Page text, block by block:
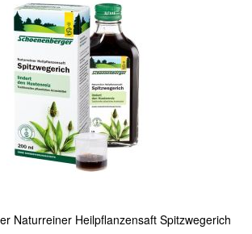
Naturreiner Heilpflanzensaft Spitzwegerich